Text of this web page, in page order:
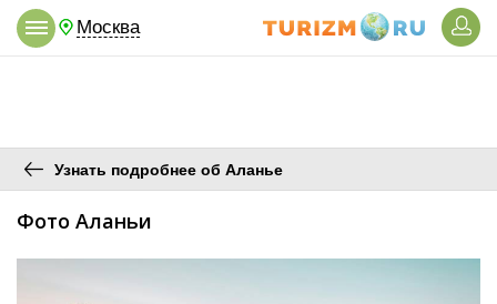
Москва
Узнать подробнее об Аланье
Фото Аланьи